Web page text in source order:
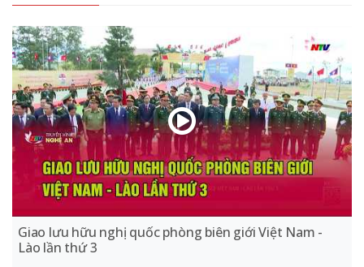
Giao lưu hữu nghị quốc phòng biên giới Việt Nam -
Lào lần thứ 3